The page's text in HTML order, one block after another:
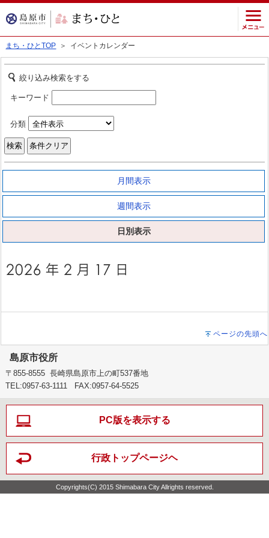
まち・ひとTOP ＞ イベントカレンダー
絞り込み検索をする
キーワード
分類
月間表示
週間表示
日別表示
ページの先頭へ
島原市役所
〒855-8555 長崎県島原市上の町537番地
TEL:0957-63-1111 FAX:0957-64-5525
PC版を表示する
行政トップページヘ
Copyrights(C) 2015 Shimabara City Allrights reserved.